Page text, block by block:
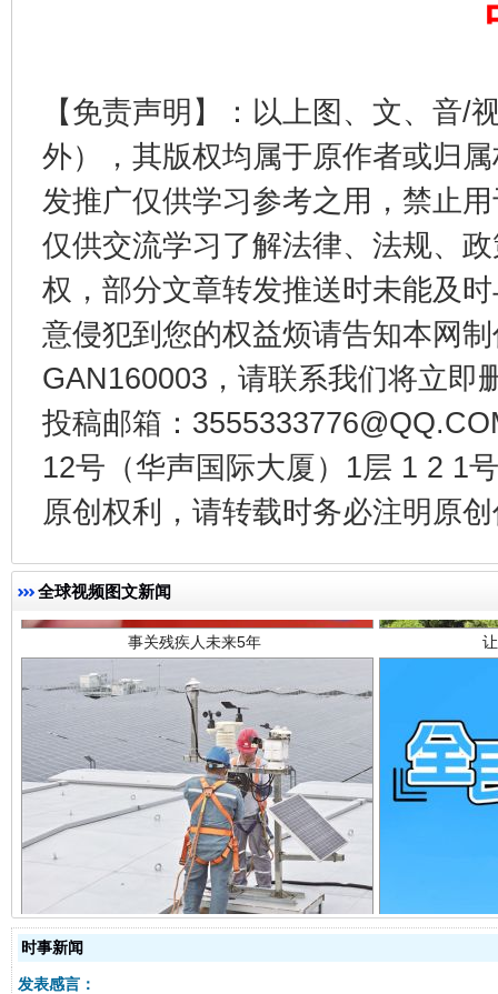
【免责声明】：以上图、文、音/
外），其版权均属于原作者或归
发推广仅供学习参考之用，禁止
仅供交流学习了解法律、法规、
权，部分文章转发推送时未能及
意侵犯到您的权益烦请告知本网
GAN160003，请联系我们将立即
投稿邮箱：
12号（华声国际大厦）1层 1 2 1
原创权利，请转载时务必注明原
全球视频图文新闻
从幼儿园到大学，有这些资助 “
事关残疾人未来5年
规模最大的光氢储一体化项目 走
时事新闻
发表感言：